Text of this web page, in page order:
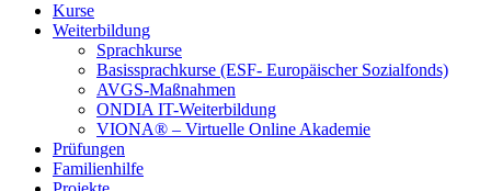
Kurse
Weiterbildung
Sprachkurse
Basissprachkurse (ESF- Europäischer Sozialfonds)
AVGS-Maßnahmen
ONDIA IT-Weiterbildung
VIONA® – Virtuelle Online Akademie
Prüfungen
Familienhilfe